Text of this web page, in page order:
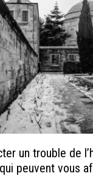
un trouble de
peuvent vous